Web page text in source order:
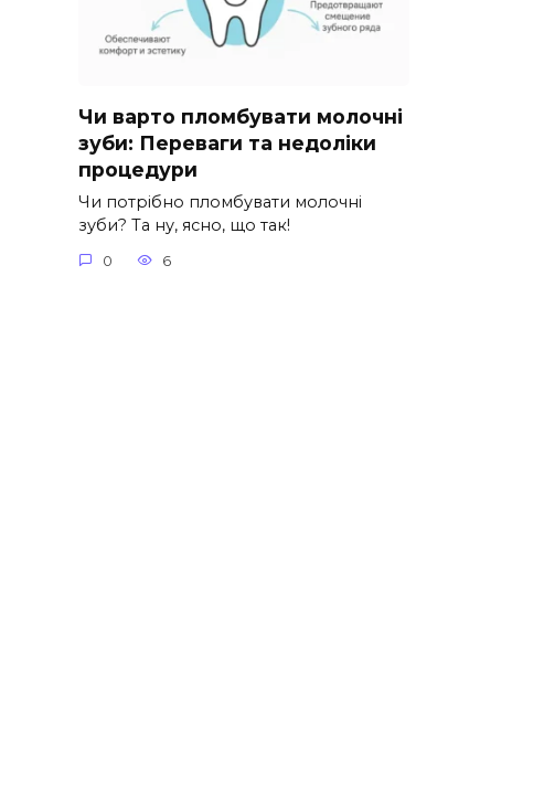
Чи варто пломбувати молочні
зуби: Переваги та недоліки
процедури
Чи потрібно пломбувати молочні
зуби? Та ну, ясно, що так!
0 6